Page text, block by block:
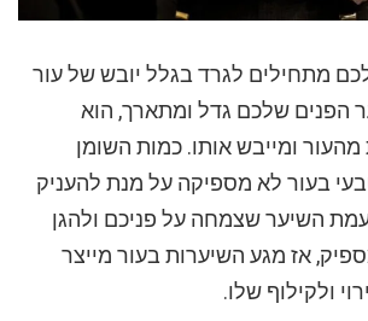
מתחילים לגרד בגלל יובש של עור
הפנים שלכם גדל ומתארך, הוא
ומייבש אותו. כמות השומן
בעור לא מספיקה על מנת להעניק
השיער שצמחה על פניכם ולהגן
אז מגע השיערות בעור מייצר
ולקילוף שלו.